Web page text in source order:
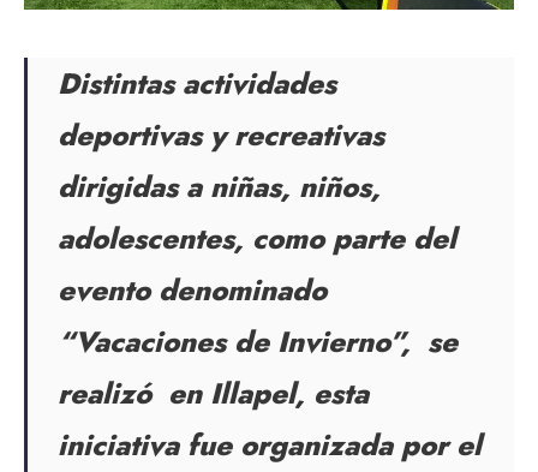
Distintas actividades
deportivas y recreativas
dirigidas a niñas, niños,
adolescentes, como parte del
evento denominado
“Vacaciones de Invierno”, se
realizó en Illapel, esta
iniciativa fue organizada por el